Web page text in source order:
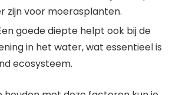
zijn voor moerasplanten.
goede diepte helpt ook bij de
in het water, wat essentieel is
ecosysteem.